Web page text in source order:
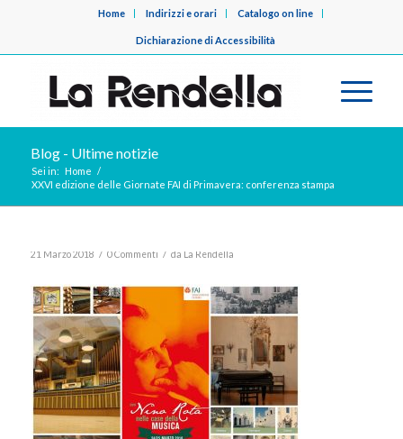
Home Indirizzi e orari Catalogo on line
Dichiarazione di Accessibilità
Blog - Ultime notizie
Sei in: Home /
XXVI edizione delle Giornate FAI di Primavera: conferenza stampa
21 Marzo 2018 / 0 Commenti / da La Rendella